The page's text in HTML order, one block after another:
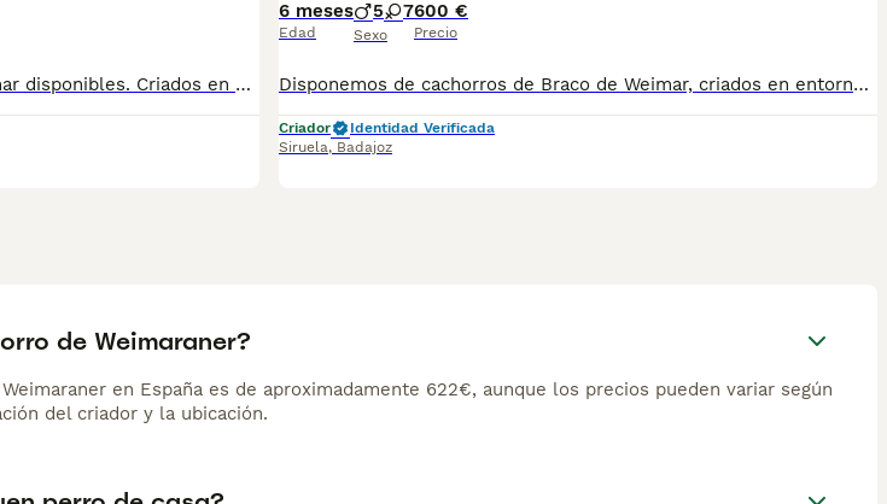
Preciosos cachorros de Braco de Weimar disponibles. Criados en un entorno familiar con mucho cariño, sociabilizados desde pequeños y con un carácter noble y equilibrado. Se entregan con microchip, pasaporte europeo, vacunas al día, desparasitaciones y contrato de compraventa, además de posibilidad de pedigree. Garantizamos cachorros sanos, fuertes y de excelente morfología. 📍 Estamos en Badajoz, realizamos entrega gratuita en Madrid y envíos a toda España con transporte autorizado.
6 meses
Edad
5 7
Sexo
600 €
Precio
Disponemos de cachorros de Braco de Weimar, criados en entorno controlado y con atención individual desde el nacimiento. Excelente carácter, muy nobles, equilibrados y con gran vínculo hacia su familia. Padres con buena estructura, tipicidad racial y temperamento estable. Los cachorros se entregan: • Correctamente desparasitados • Con mínimo dos vacunas • Pasaporte veterinario en regla • Microchip • Contrato de venta y asesoramiento continuo Raza muy versátil, inteligente y activa, ideal para personas deportistas o amantes del campo. También destacan por su lealtad y convivencia en familia. Realizamos envíos a toda España y gestionamos toda la documentación necesaria para Baleares y Canarias. Para más información, fotos actualizadas o reservas, contactar por mensaje o teléfono. Solo interesados responsables.
Criador
Identidad Verificada
Siruela, Badajoz
de Weimaraner?
en España es de aproximadamente 622€, aunque los precios pueden variar según
del criador y la ubicación.